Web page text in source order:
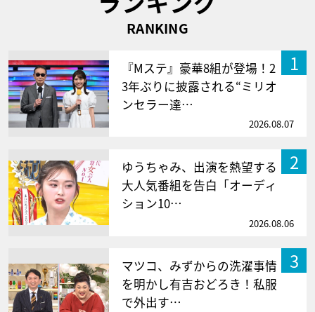
RANKING
1
『Mステ』豪華8組が登場！2
3年ぶりに披露される“ミリオ
ンセラー達…
2026.08.07
2
ゆうちゃみ、出演を熱望する
大人気番組を告白「オーディ
ション10…
2026.08.06
3
マツコ、みずからの洗濯事情
を明かし有吉おどろき！私服
で外出す…